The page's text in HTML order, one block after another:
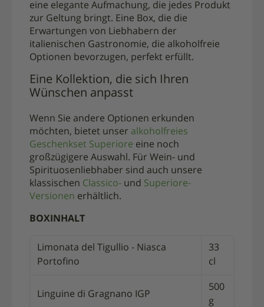
eine elegante Aufmachung, die jedes Produkt
zur Geltung bringt. Eine Box, die die
Erwartungen von Liebhabern der
italienischen Gastronomie, die alkoholfreie
Optionen bevorzugen, perfekt erfüllt.
Eine Kollektion, die sich Ihren
Wünschen anpasst
Wenn Sie andere Optionen erkunden
möchten, bietet unser alkoholfreies
Geschenkset Superiore eine noch
großzügigere Auswahl. Für Wein- und
Spirituosenliebhaber sind auch unsere
klassischen Classico- und Superiore-
Versionen erhältlich.
BOXINHALT
Limonata del Tigullio - Niasca
Portofino
33
cl
Linguine di Gragnano IGP
500
g